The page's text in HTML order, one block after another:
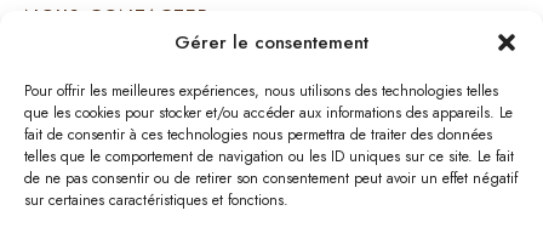
Gérer le consentement
Pour offrir les meilleures expériences, nous utilisons des technologies telles
que les cookies pour stocker et/ou accéder aux informations des appareils. Le
fait de consentir à ces technologies nous permettra de traiter des données
telles que le comportement de navigation ou les ID uniques sur ce site. Le fait
de ne pas consentir ou de retirer son consentement peut avoir un effet négatif
sur certaines caractéristiques et fonctions.
NOUS CONTACTER
Bijouterie : 05 53 53 64 11
Mardi au Samedi: 09:00 - 19:00
bijouterie.lavergne@orange.fr